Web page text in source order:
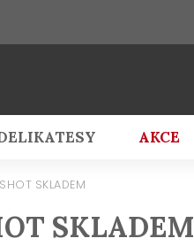
AKCE
SKLADEM
SKLADEM